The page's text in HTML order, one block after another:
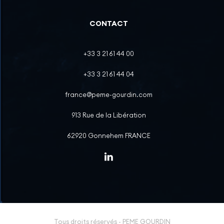
CONTACT
+33 3 21 61 44 00
+33 3 21 61 44 04
france@peme-gourdin.com
913 Rue de la Libération
62920 Gonnehem FRANCE
Tous droits réservés - PEME GOURDIN